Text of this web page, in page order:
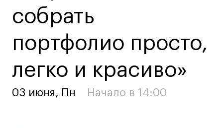
Дополнительное образование
Коммуникационный и цифровой дизайн
Иллюстрация
Современное искусство
Мода и стиль
Ювелирный дизайн
собрать
портфолио просто,
легко и красиво»
03 июня, Пн Начало в 14:00